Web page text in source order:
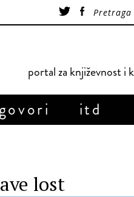
portal za književnost i
itd
lost